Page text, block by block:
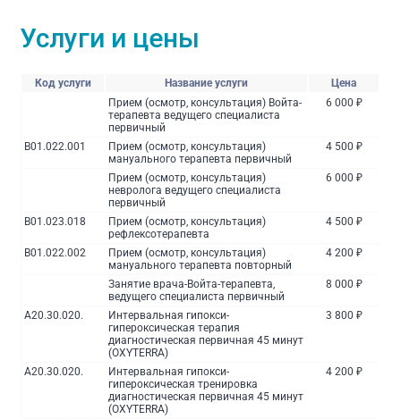
Услуги и цены
Код услуги Название услуги
Цена
Прием (осмотр, консультация) Войта-
терапевта ведущего специалиста
первичный
6 000 ₽
B01.022.001
Прием (осмотр, консультация)
мануального терапевта первичный
4 500 ₽
Прием (осмотр, консультация)
невролога ведущего специалиста
первичный
6 000 ₽
B01.023.018
Прием (осмотр, консультация)
рефлексотерапевта
4 500 ₽
B01.022.002
Прием (осмотр, консультация)
мануального терапевта повторный
4 200 ₽
Занятие врача-Войта-терапевта,
ведущего специалиста первичный
8 000 ₽
A20.30.020.
Интервальная гипокси-
гипероксическая терапия
диагностическая первичная 45 минут
(OXYTERRA)
3 800 ₽
A20.30.020.
Интервальная гипокси-
гипероксическая тренировка
диагностическая первичная 45 минут
(OXYTERRA)
4 200 ₽